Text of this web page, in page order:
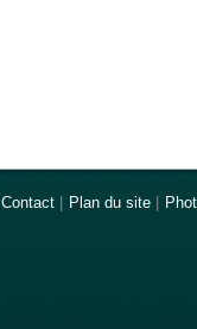
Contact Plan du site